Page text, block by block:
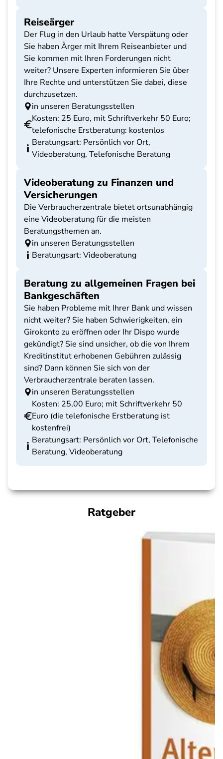
Reiseärger
Der Flug in den Urlaub hatte Verspätung oder
Sie haben Ärger mit Ihrem Reiseanbieter und
Sie kommen mit Ihren Forderungen nicht
weiter? Unsere Experten informieren Sie über
Ihre Rechte und unterstützen Sie dabei, diese
durchzusetzen.
in unseren Beratungsstellen
Kosten: 25 Euro, mit Schriftverkehr 50 Euro;
telefonische Erstberatung: kostenlos
Beratungsart: Persönlich vor Ort,
Videoberatung, Telefonische Beratung
Videoberatung zu Finanzen und
Versicherungen
Die Verbraucherzentrale bietet ortsunabhängig
eine Videoberatung für die meisten
Beratungsthemen an.
in unseren Beratungsstellen
Beratungsart: Videoberatung
Beratung zu allgemeinen Fragen bei
Bankgeschäften
Sie haben Probleme mit Ihrer Bank und wissen
nicht weiter? Sie haben Schwierigkeiten, ein
Girokonto zu eröffnen oder Ihr Dispo wurde
gekündigt? Sie sind unsicher, ob die von Ihrem
Kreditinstitut erhobenen Gebühren zulässig
sind? Dann können Sie sich von der
Verbraucherzentrale beraten lassen.
in unseren Beratungsstellen
Kosten: 25,00 Euro; mit Schriftverkehr 50
Euro (die telefonische Erstberatung ist
kostenfrei)
Beratungsart: Persönlich vor Ort, Telefonische
Beratung, Videoberatung
Ratgeber